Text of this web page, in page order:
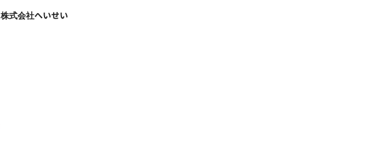
動などのほか、太陽光発電システムを始
株式会社へいせい